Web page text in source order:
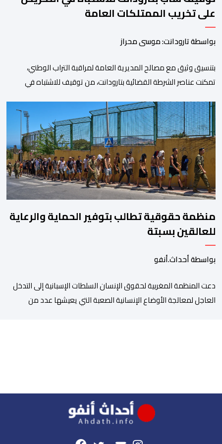
على تخريب الممتلكات العامة
بواسطة تارودانت: موسى محراز
بتنسيق وثيق مع مصالح المديرية العامة لمراقبة التراب الوطني،
تمكنت عناصر الشرطة القضائية بتارودانت، من توقيف للاشتباه في
ممتلكات الدولة، وذلك على خلفية دعوات للاحتجاج جرى تداولها عبر
مواقع التواصل الاجتماعي تحت اسم ما بات يعرف بـ” Genz212
“.وبحسب المعطيات المتوفرة، جاء توقيف المعني بالأمر […]
منظمة حقوقية تطالب بتوفير الحماية والرعاية
للعالقين بسبتة
بواسطة أحداث.أنفو
دعت المنظمة المغربية لحقوق الإنسان السلطات الإسبانية إلى التدخل
العاجل لمعالجة الأوضاع الإنسانية الصعبة التي يعيشها عدد من